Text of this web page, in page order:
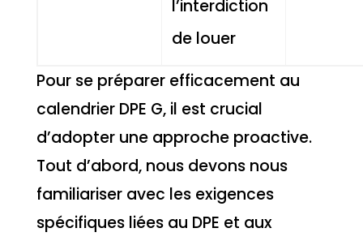
l’interdiction
de louer
Pour se préparer efficacement au
calendrier DPE G, il est crucial
d’adopter une approche proactive.
Tout d’abord, nous devons nous
familiariser avec les exigences
spécifiques liées au DPE et aux